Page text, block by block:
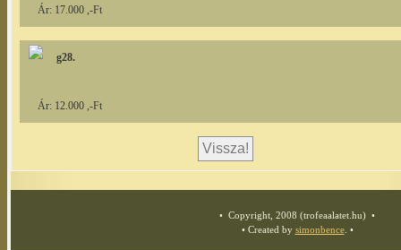
Ár: 17.000 ,-Ft
g28.
Ár: 12.000 ,-Ft
• Copyright, 2008 (trofeaalatet.hu) •
• Created by simonbence. •